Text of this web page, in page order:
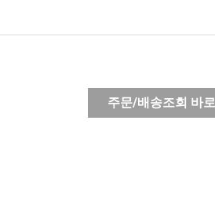
주문/배송조회 바로